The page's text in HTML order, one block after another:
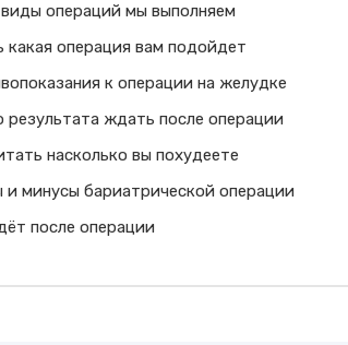
операций мы выполняем
какая операция вам подойдет
к операции на желудке
результата ждать после операции
насколько вы похудеете
минусы бариатрической операции
после операции